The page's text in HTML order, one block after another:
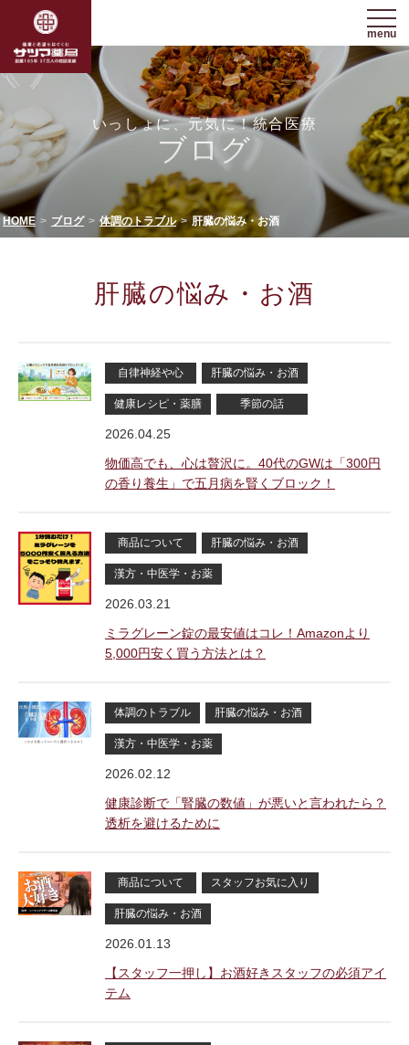
menu
いっしょに、元気に！統合医療
ブログ
HOME ブログ 体調のトラブル 肝臓の悩み・お酒
肝臓の悩み・お酒
自律神経や心 肝臓の悩み・お酒
健康レシピ・薬膳 季節の話
2026.04.25
物価高でも、心は贅沢に。40代のGWは「300円
の香り養生」で五月病を賢くブロック！
商品について 肝臓の悩み・お酒
漢方・中医学・お薬
2026.03.21
ミラグレーン錠の最安値はコレ！Amazonより
5,000円安く買う方法とは？
体調のトラブル 肝臓の悩み・お酒
漢方・中医学・お薬
2026.02.12
健康診断で「腎臓の数値」が悪いと言われたら？
透析を避けるために
商品について スタッフお気に入り
肝臓の悩み・お酒
2026.01.13
【スタッフ一押し】お酒好きスタッフの必須アイ
テム